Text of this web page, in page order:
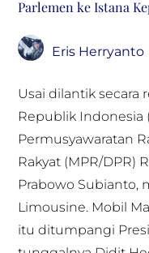
Parlemen ke Istana
Eris Herryanto
Usai dilantik secara
Republik Indonesia
Permusyawaratan
Rakyat (MPR/DPR)
Prabowo Subianto,
Limousine. Mobil
itu ditumpangi